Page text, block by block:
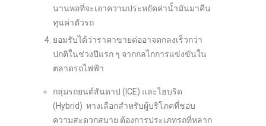
นานพอที่จะเอาความประหยัดค่าน้ำมันมาคืน
ทุนค่าตัวรถ
ยอมรับได้ว่าราคาขายต่ออาจตกลงเร็วกว่า
ปกติในช่วงปีแรก ๆ จากกลไกการแข่งขันใน
ตลาดรถไฟฟ้า
กลุ่มรถยนต์สันดาป (ICE) และไฮบริด
(Hybrid) ทางเลือกสำหรับผู้บริโภคที่ชอบ
ความสะดวกสบาย ต้องการประเภทรถที่หลาก